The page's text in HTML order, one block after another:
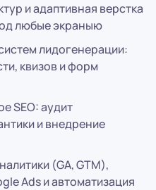
и адаптивная верстка
любые экраныю
лидогенерации:
квизов и форм
SEO: аудит
и внедрение
(GA, GTM),
Ads и автоматизация